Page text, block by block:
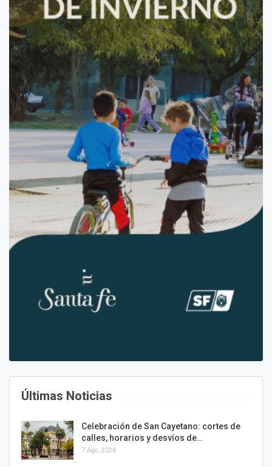
Últimas Noticias
Celebración de San Cayetano: cortes de
calles, horarios y desvíos de…
7 Ago, 2026